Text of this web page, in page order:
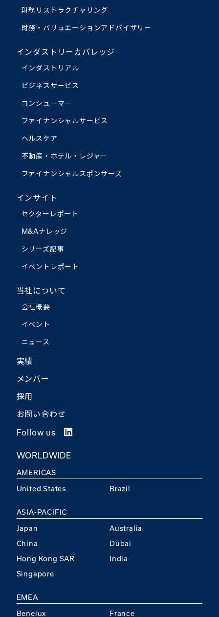
財務リストラクチャリング
財務・バリュエーションアドバイザリー
インダストリーカバレッジ
インダストリアル
ビジネスサービス
コンシューマー
ファイナンシャルサービス
ヘルスケア
不動産・ホテル・レジャー
ファイナンシャルスポンサーズ
インサイト
セクターレポート
M&Aナレッジ
シリーズ記事
イベントレポート
当社について
会社概要
イベント
ニュース
実績
メンバー
採用
お問い合わせ
Follow us
WORLDWIDE
AMERICAS
United States Brazil
ASIA-PACIFIC
Japan
Australia
China
Dubai
Hong Kong SAR
India
Singapore
EMEA
Benelux France